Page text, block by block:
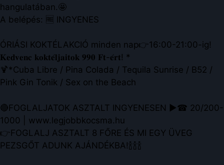
hangulatában.🤩
A belépés: 🆓 INGYENES
ÓRIÁSI KOKTÉLAKCIÓ minden nap👉16:00-21:00-ig!
𝐊𝐞𝐝𝐯𝐞𝐧𝐜 𝐤𝐨𝐤𝐭𝐞́𝐥𝐣𝐚𝐢𝐭𝐨𝐤 𝟗𝟗𝟎 𝐅𝐭-𝐞́𝐫𝐭! *
🍹*Cuba Libre / Pina Colada / Tequila Sunrise / B52 /
Pink Gin Tonik / Sex on the Beach
🔴FOGLALJATOK ASZTALT INGYENESEN ▶☎ 20/200-
1000 | www.legjobbkocsma.hu
👉FOGLALJ ASZTALT 8 FŐRE ÉS MI EGY ÜVEG
PEZSGŐT ADUNK AJÁNDÉKBA!🍾🍾🍾